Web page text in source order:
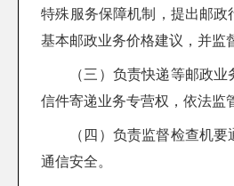
特殊服务保障机制，提出邮政
基本邮政业务价格建议，并监
（三）负责快递等邮政
信件寄递业务专营权，依法监
（四）负责监督检查机
通信安全。